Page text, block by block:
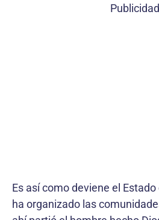
Publicidad
Es así como deviene el
ha organizado las